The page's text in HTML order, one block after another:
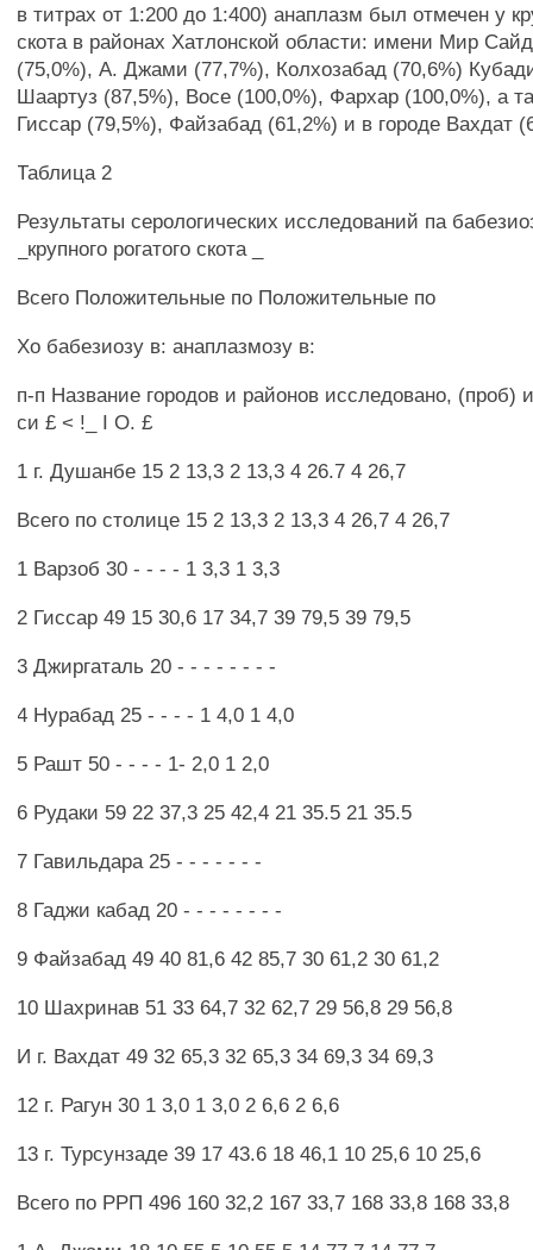
в титрах от 1:200 до 1:400) анаплазм был отмечен у
скота в районах Хатлонской области: имени Мир
(75,0%), А. Джами (77,7%), Колхозабад (70,6%)
Шаартуз (87,5%), Восе (100,0%), Фархар (100,0%), а
Гиссар (79,5%), Файзабад (61,2%) и в городе Вахдат
Таблица 2
Результаты серологических исследований па
_крупного рогатого скота _
Всего Положительные по Положительные по
Хо бабезиозу в: анаплазмозу в:
п-п Название городов и районов исследовано, (проб)
си £ < !_ I О. £
1 г. Душанбе 15 2 13,3 2 13,3 4 26.7 4 26,7
Всего по столице 15 2 13,3 2 13,3 4 26,7 4 26,7
1 Варзоб 30 - - - - 1 3,3 1 3,3
2 Гиссар 49 15 30,6 17 34,7 39 79,5 39 79,5
3 Джиргаталь 20 - - - - - - - -
4 Нурабад 25 - - - - 1 4,0 1 4,0
5 Рашт 50 - - - - 1- 2,0 1 2,0
6 Рудаки 59 22 37,3 25 42,4 21 35.5 21 35.5
7 Гавильдара 25 - - - - - - -
8 Гаджи кабад 20 - - - - - - - -
9 Файзабад 49 40 81,6 42 85,7 30 61,2 30 61,2
10 Шахринав 51 33 64,7 32 62,7 29 56,8 29 56,8
И г. Вахдат 49 32 65,3 32 65,3 34 69,3 34 69,3
12 г. Рагун 30 1 3,0 1 3,0 2 6,6 2 6,6
13 г. Турсунзаде 39 17 43.6 18 46,1 10 25,6 10 25,6
Всего по РРП 496 160 32,2 167 33,7 168 33,8 168 33,8